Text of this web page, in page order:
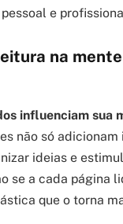
e
na
influenciam sua
não só adicionam
ideias e
se a cada página
que o torna